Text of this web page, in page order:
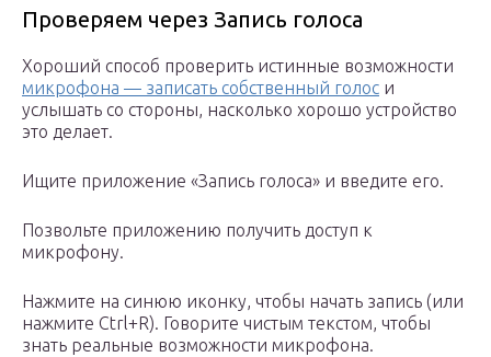
Проверяем через Запись голоса
Хороший способ проверить истинные возможности
микрофона — записать собственный голос и
услышать со стороны, насколько хорошо устройство
это делает.
Ищите приложение «Запись голоса» и введите его.
Позвольте приложению получить доступ к
микрофону.
Нажмите на синюю иконку, чтобы начать запись (или
нажмите Ctrl+R). Говорите чистым текстом, чтобы
знать реальные возможности микрофона.